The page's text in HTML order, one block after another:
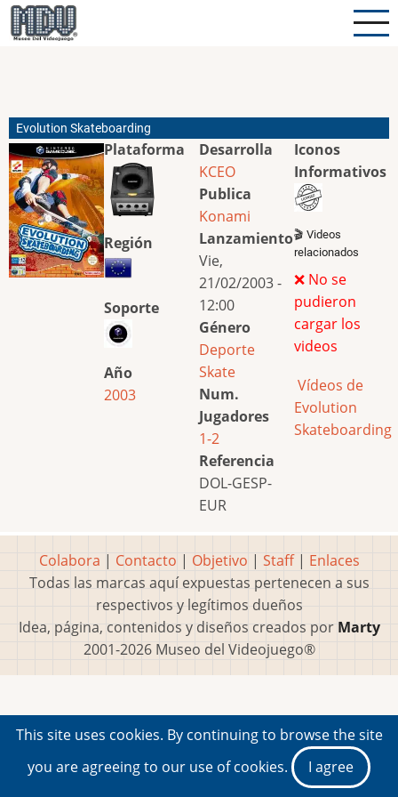
Pasar
al
Evolution Skateboarding
Plataforma
Región
Soporte
Año
2003
Desarrolla
KCEO
Publica
Konami
Lanzamiento
Vie,
21/02/2003 -
12:00
Género
Deporte
Skate
Num.
Jugadores
1-2
Referencia
DOL-GESP-
EUR
Iconos
Informativos
🎬 Videos
relacionados
❌ No se
pudieron
cargar los
videos
Vídeos de
Evolution
Skateboarding
Colabora | Contacto | Objetivo | Staff| Enlaces
Todas las marcas aquí expuestas pertenecen a sus
respectivos y legítimos dueños
Idea, página, contenidos y diseños creados por Marty
2001-2026 Museo del Videojuego®
This site uses cookies. By continuing to browse the site
you are agreeing to our use of cookies.
I agree